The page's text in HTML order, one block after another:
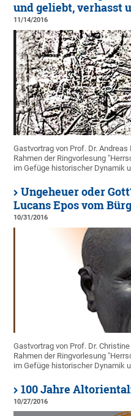
und geliebt, verhasst
11/14/2016
Gastvortrag von Prof. Dr.
Rahmen der Ringvorlesung
im Gefüge historischer Dynamik
Ungeheuer oder
Lucans Epos vom
10/31/2016
Gastvortrag von Prof. Dr.
Rahmen der Ringvorlesung
im Gefüge historischer Dynamik
100 Jahre
10/27/2016